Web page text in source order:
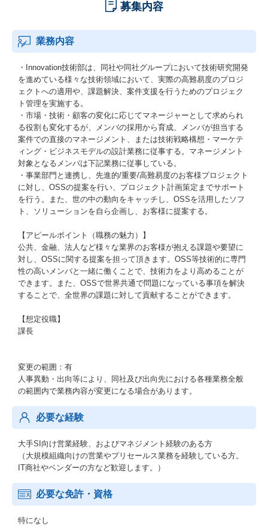
募集内容
業務内容
・Innovation技術部は、同社や同社グループにおいて技術研究開発
を進めている様々な技術領域において、実際の高難易度のプロジ
ェクトへの適用や、課題解決、案件支援を行うためのプロジェク
ト管理を実施する。
・市場・技術・顧客の変化に応じてマネージャーとして求められ
る役割も変化するが、メンバの採用から育成、メンバが担当する
案件での直接のマネージメント、または技術戦略構想・マーケテ
ィング・ビジネスモデルの設計業務に従事する。マネージメント
対象となるメンバは下記業務に従事している。
・事業部門と連携し、先進的/重要/高難易度のお客様プロジェクト
に対し、OSSの提案を行い、プロジェクト計画策定までサポート
を行う。また、世の中の動向をキャッチし、OSSを活用したソフ
ト、ソリューションを自ら企画し、お客様に提案する。
【アピールポイント（職務の魅力）】
公共、金融、法人など様々な業界のお客様が抱える課題や要望に
対し、OSSに関する提案を担って頂きます。OSS等技術的に専門
性の高いメンバと一緒に働くことで、技術力をより高めることが
できます。また、OSSで世界共通で問題になっている事項を解決
することで、全世界の課題に対して貢献することができます。
【想定役職】
課長
変更の範囲：有
人事異動・出向等により、同社及び出向先における各種業務全般
の範囲内で業務内容が変更になる場合があります。
必要な経験
大手SI向け営業経験、およびマネジメント経験のある方
（大規模組織向けの営業やプリセールス業務を経験している方。
IT商社やベンダーの方など歓迎します。）
必要な免許・資格
特になし